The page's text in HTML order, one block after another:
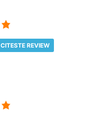
CITESTE REVIEW